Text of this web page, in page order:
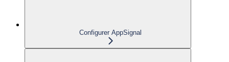
Configurer AppSignal